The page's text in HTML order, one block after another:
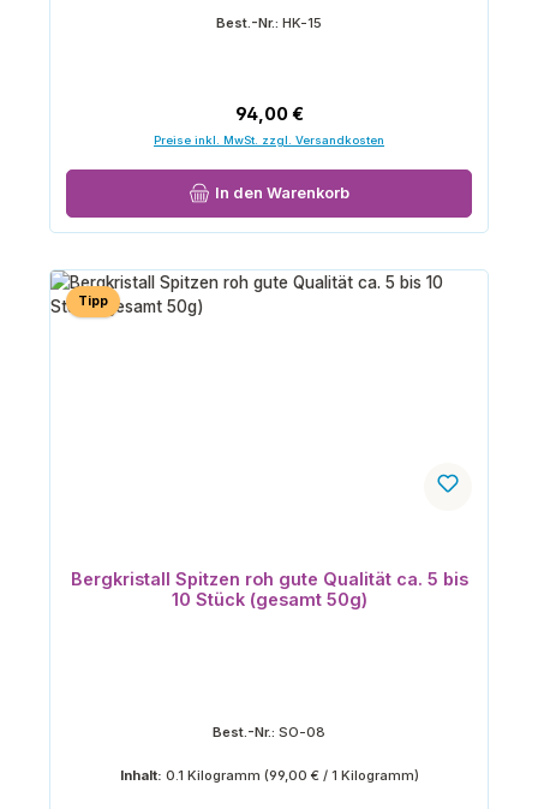
Best.-Nr.: HK-15
Regulärer Preis:
94,00 €
Preise inkl. MwSt. zzgl. Versandkosten
In den Warenkorb
Tipp
Bergkristall Spitzen roh gute Qualität ca. 5 bis
10 Stück (gesamt 50g)
Best.-Nr.: SO-08
Inhalt: 0.1 Kilogramm (99,00 € / 1 Kilogramm)